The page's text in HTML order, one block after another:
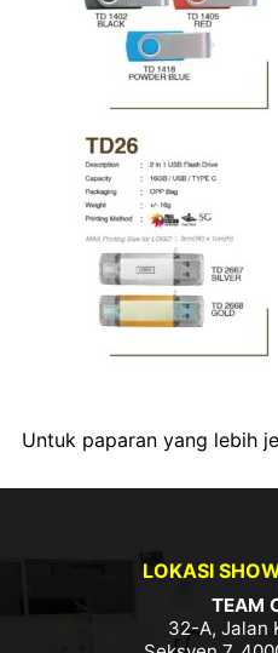
Untuk paparan yang lebih
LOKASI
TEAM
32-A, Jalan